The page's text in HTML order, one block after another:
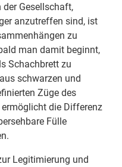
Gesellschaft,
anzutreffen sind, ist
zu
man damit beginnt,
Schachbrett zu
schwarzen und
Züge des
die Differenz
Fülle
Legitimierung und